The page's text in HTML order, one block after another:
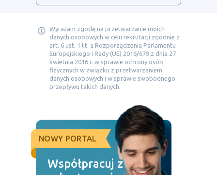
Wyrażam zgodę na przetwarzanie moich
danych osobowych w celu rekrutacji zgodnie z
art. 6 ust. 1 lit. a Rozporządzenia Parlamentu
Europejskiego i Rady (UE) 2016/679 z dnia 27
kwietnia 2016 r. w sprawie ochrony osób
fizycznych w związku z przetwarzaniem
danych osobowych i w sprawie swobodnego
przepływu takich danych.
NOWY PORTAL
Współpracuj z